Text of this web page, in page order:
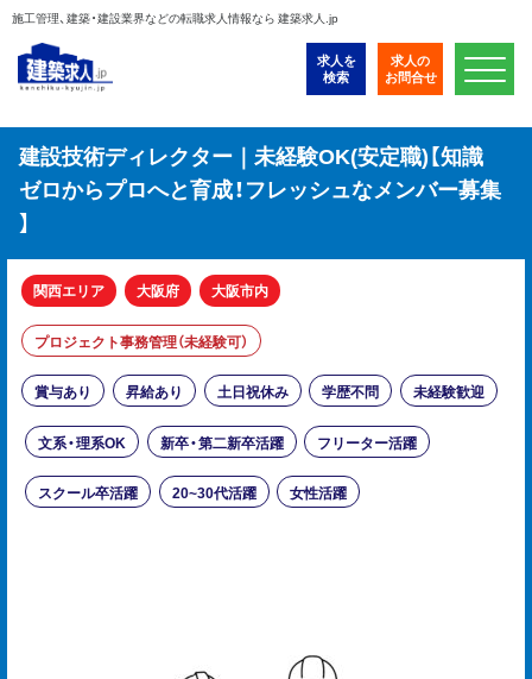
施工管理、建築・建設業界などの転職求人情報なら 建築求人.jp
求人を
検索
求人の
お問合せ
建設技術ディレクター｜未経験OK(安定職)【知識
ゼロからプロへと育成！フレッシュなメンバー募集
】
関西エリア 大阪府 大阪市内
プロジェクト事務管理（未経験可）
賞与あり 昇給あり 土日祝休み 学歴不問 未経験歓迎
文系・理系OK 新卒・第二新卒活躍 フリーター活躍
スクール卒活躍 20~30代活躍 女性活躍